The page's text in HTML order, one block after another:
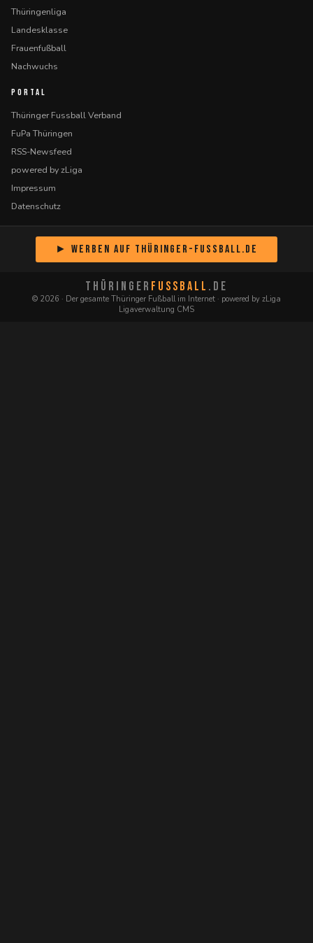
Thüringenliga
Landesklasse
Frauenfußball
Nachwuchs
PORTAL
Thüringer Fussball Verband
FuPa Thüringen
RSS-Newsfeed
powered by zLiga
Impressum
Datenschutz
► Werben auf Thüringer-Fussball.de
THÜRINGER FUSSBALL .DE
© 2026 · Der gesamte Thüringer Fußball im Internet · powered by zLiga
Ligaverwaltung CMS